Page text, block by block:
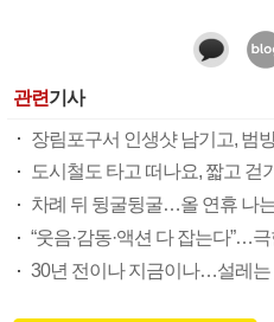
관련기사
장림포구서 인생샷 남기고, 범
도시철도 타고 떠나요, 짧고 걷
차례 뒤 뒹굴뒹굴…올 연휴 나
“웃음·감동·액션 다 잡는다”…
30년 전이나 지금이나…설레는